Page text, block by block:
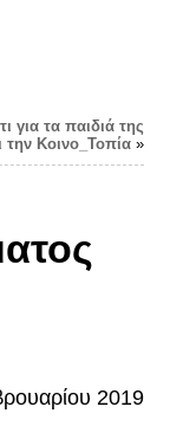
για τα παιδιά της
την Κοινο_Τοπία»
2019